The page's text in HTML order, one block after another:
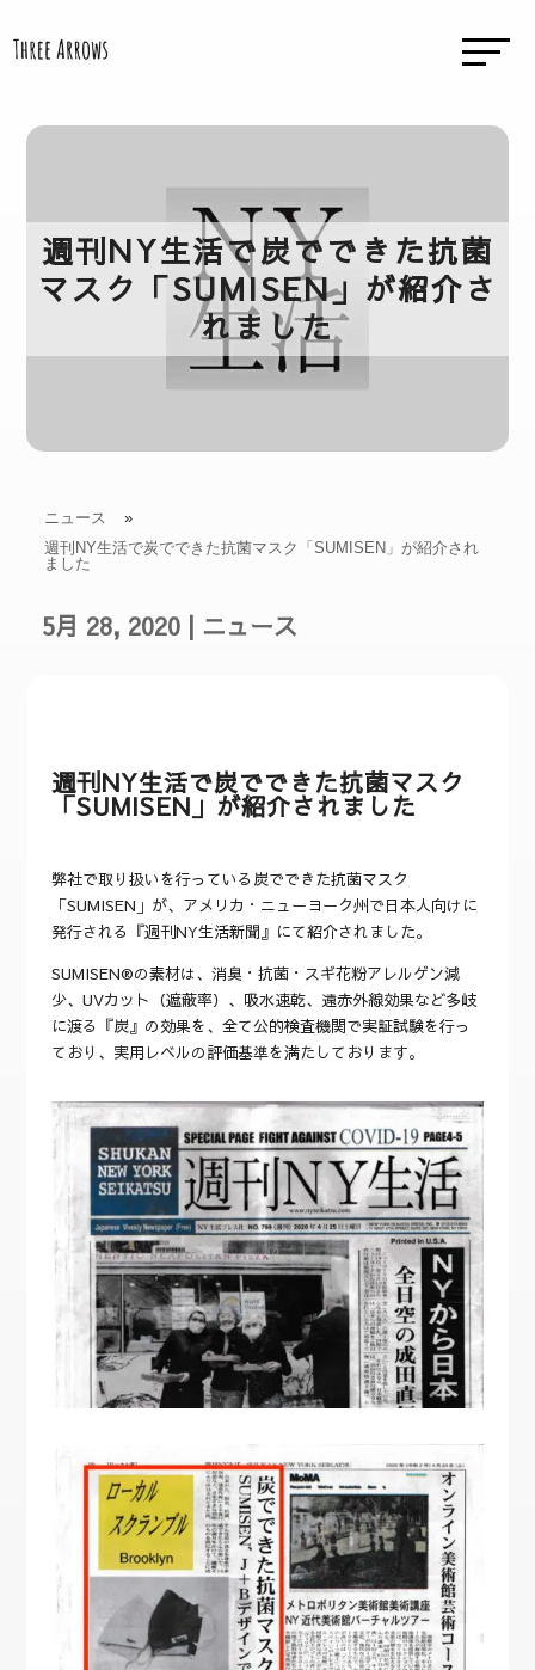
週刊NY生活で炭でできた抗菌
マスク「SUMISEN」が紹介さ
れました
ニュース
»
週刊NY生活で炭でできた抗菌マスク「SUMISEN」が紹介され
ました
5月 28, 2020 | ニュース
週刊NY生活で炭でできた抗菌マスク
「SUMISEN」が紹介されました
弊社で取り扱いを行っている炭でできた抗菌マスク
「SUMISEN」が、アメリカ・ニューヨーク州で日本人向けに
発行される『週刊NY生活新聞』にて紹介されました。
SUMISEN®︎の素材は、消臭・抗菌・スギ花粉アレルゲン減
少、UVカット（遮蔽率）、吸水速乾、遠赤外線効果など多岐
に渡る『炭』の効果を、全て公的検査機関で実証試験を行っ
ており、実用レベルの評価基準を満たしております。